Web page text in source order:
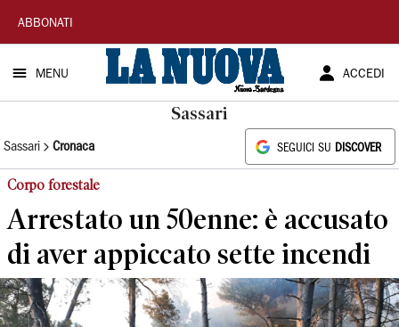
La
Nuova
Sardegna
ABBONATI
MENU ACCEDI
Sassari
Sassari Cronaca SEGUICI SU DISCOVER
Corpo forestale
Arrestato un 50enne: è accusato
di aver appiccato sette incendi